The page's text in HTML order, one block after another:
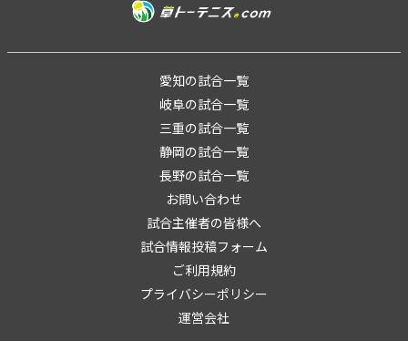
愛知の試合一覧
岐阜の試合一覧
三重の試合一覧
静岡の試合一覧
長野の試合一覧
お問い合わせ
試合主催者の皆様へ
試合情報投稿フォーム
ご利用規約
プライバシーポリシー
運営会社